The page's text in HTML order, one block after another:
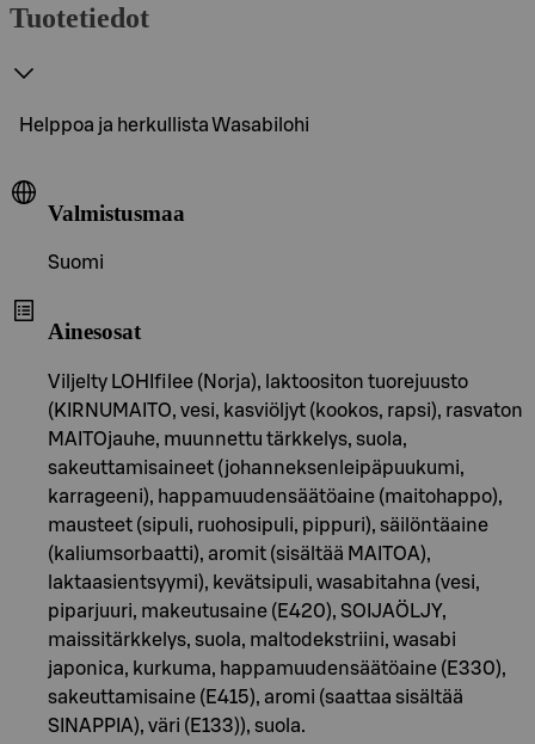
Tuotetiedot
Helppoa ja herkullista Wasabilohi
Valmistusmaa
Suomi
Ainesosat
Viljelty LOHIfilee (Norja), laktoositon tuorejuusto
(KIRNUMAITO, vesi, kasviöljyt (kookos, rapsi), rasvaton
MAITOjauhe, muunnettu tärkkelys, suola,
sakeuttamisaineet (johanneksenleipäpuukumi,
karrageeni), happamuudensäätöaine (maitohappo),
mausteet (sipuli, ruohosipuli, pippuri), säilöntäaine
(kaliumsorbaatti), aromit (sisältää MAITOA),
laktaasientsyymi), kevätsipuli, wasabitahna (vesi,
piparjuuri, makeutusaine (E420), SOIJAÖLJY,
maissitärkkelys, suola, maltodekstriini, wasabi
japonica, kurkuma, happamuudensäätöaine (E330),
sakeuttamisaine (E415), aromi (saattaa sisältää
SINAPPIA), väri (E133)), suola.